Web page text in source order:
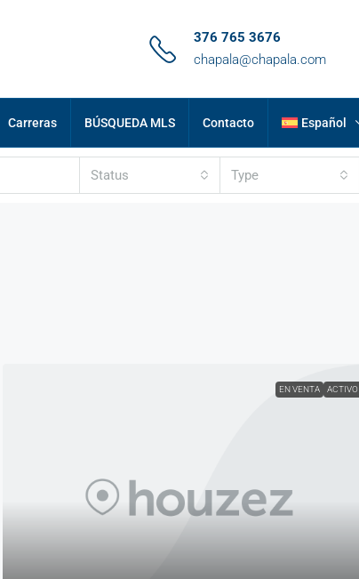
376 765 3676
chapala@chapala.com
Carreras BÚSQUEDA MLS Contacto Español
Status Type
EN VENTA ACTIVO